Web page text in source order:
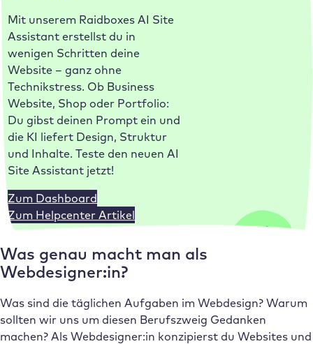
Mit unserem Raidboxes AI Site
Assistant erstellst du in
wenigen Schritten deine
Website – ganz ohne
Technikstress. Ob Business
Website, Shop oder Portfolio:
Du gibst deinen Prompt ein und
die KI liefert Design, Struktur
und Inhalte. Teste den neuen AI
Site Assistant jetzt!
Zum Dashboard
Zum Helpcenter Artikel
Was genau macht man als
Webdesigner:in?
Was sind die täglichen Aufgaben im Webdesign? Warum
sollten wir uns um diesen Berufszweig Gedanken
machen? Als Webdesigner:in konzipierst du Websites und